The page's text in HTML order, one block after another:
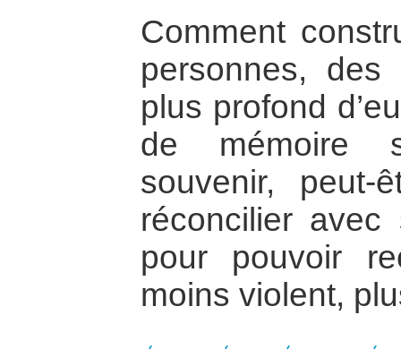
Comment
personnes,
plus profond
de mémoire
souvenir,
réconcilier avec
pour pouvoir
moins violent,